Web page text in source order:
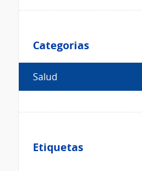
Categorias
Categorias
Salud
Etiquetas
Etiquetas